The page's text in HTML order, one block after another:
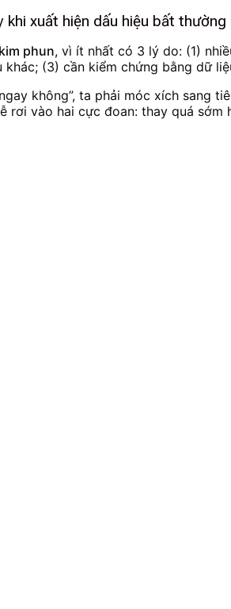
xuất hiện dấu hiệu bất thường
phun, vì ít nhất có 3 lý do: (1)
(3) cần kiểm chứng bằng dữ
không”, ta phải móc xích sang
rơi vào hai cực đoan: thay quá sớm